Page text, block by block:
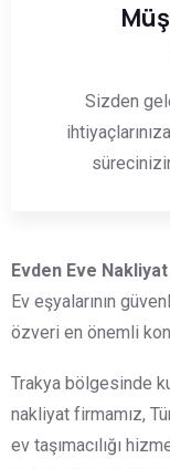
Sizden
Evden Eve
Ev eşyalarının
özveri en önemli
Trakya bölgesinde
nakliyat firmamız,
ev taşımacılığı